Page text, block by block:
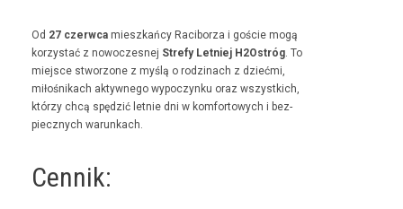
Od 27 czer­w­ca mieszkań­cy Raci­borza i goś­cie mogą
korzys­tać z nowoczes­nej Stre­fy Let­niej H2Ostróg. To
miejsce stwor­zone z myślą o rodz­i­nach z dzieć­mi,
miłośnikach akty­wnego wypoczynku oraz wszys­t­kich,
którzy chcą spędz­ić let­nie dni w kom­for­towych i bez­
piecznych warunkach.
Cennik: